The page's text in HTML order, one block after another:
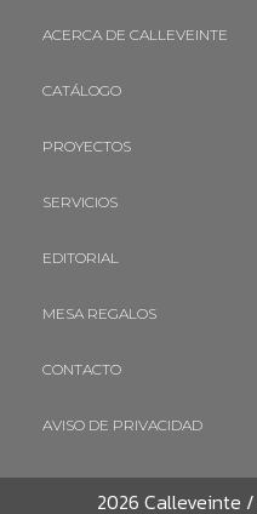
ACERCA DE CALLEVEINTE
CATÁLOGO
PROYECTOS
SERVICIOS
EDITORIAL
MESA REGALOS
CONTACTO
AVISO DE PRIVACIDAD
2026 Calleveinte